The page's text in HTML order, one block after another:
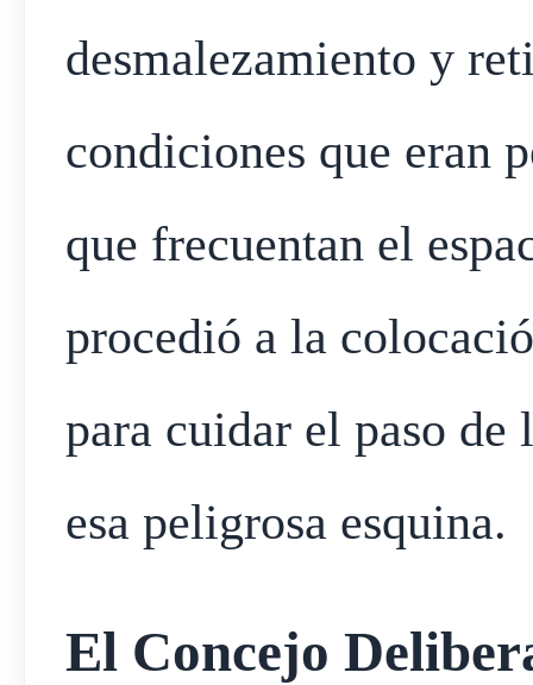
desmalezamiento y
condiciones que eran
que frecuentan el
procedió a la
para cuidar el paso de
esa peligrosa esquina.
El Concejo